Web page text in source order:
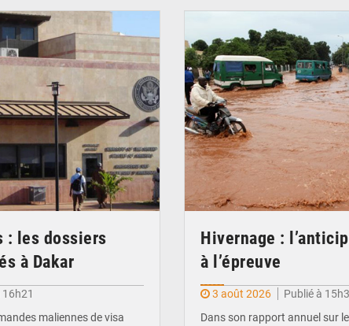
: les dossiers
à Dakar
16h21
maliennes de visa
Hivernage :
à l’épreuve
3 août 2026
Publié à
Dans son rapport annuel sur